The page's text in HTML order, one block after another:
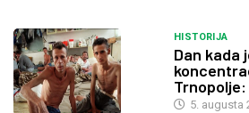
HISTORIJA
Dan kada
5. augusta